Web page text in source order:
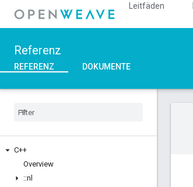
Leitfäden
Referenz
REFERENZ DOKUMENTE
C++
Overview
::nl